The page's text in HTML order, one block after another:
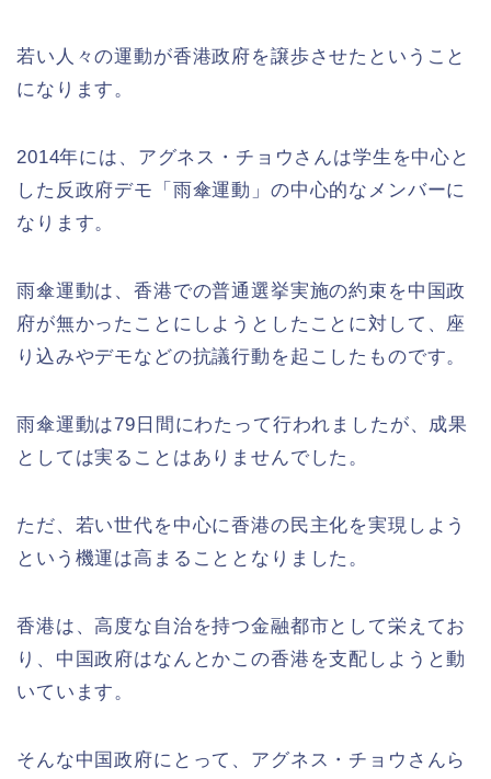
若い人々の運動が香港政府を譲歩させたということ
になります。
2014年には、アグネス・チョウさんは学生を中心と
した反政府デモ「雨傘運動」の中心的なメンバーに
なります。
雨傘運動は、香港での普通選挙実施の約束を中国政
府が無かったことにしようとしたことに対して、座
り込みやデモなどの抗議行動を起こしたものです。
雨傘運動は79日間にわたって行われましたが、成果
としては実ることはありませんでした。
ただ、若い世代を中心に香港の民主化を実現しよう
という機運は高まることとなりました。
香港は、高度な自治を持つ金融都市として栄えてお
り、中国政府はなんとかこの香港を支配しようと動
いています。
そんな中国政府にとって、アグネス・チョウさんら